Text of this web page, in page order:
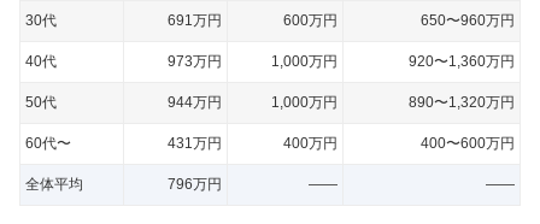
30代 691万円 600万円 650〜960万円
40代 973万円 1,000万円 920〜1,360万円
50代 944万円 1,000万円 890〜1,320万円
60代〜 431万円 400万円 400〜600万円
全体平均 796万円 —— ——